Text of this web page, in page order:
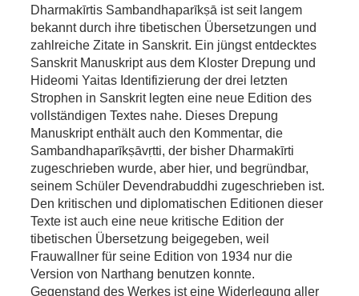
Dharmakīrtis Sambandhaparīkṣā ist seit langem
bekannt durch ihre tibetischen Übersetzungen und
zahlreiche Zitate in Sanskrit. Ein jüngst entdecktes
Sanskrit Manuskript aus dem Kloster Drepung und
Hideomi Yaitas Identifizierung der drei letzten
Strophen in Sanskrit legten eine neue Edition des
vollständigen Textes nahe. Dieses Drepung
Manuskript enthält auch den Kommentar, die
Sambandhaparīkṣāvṛtti, der bisher Dharmakīrti
zugeschrieben wurde, aber hier, und begründbar,
seinem Schüler Devendrabuddhi zugeschrieben ist.
Den kritischen und diplomatischen Editionen dieser
Texte ist auch eine neue kritische Edition der
tibetischen Übersetzung beigegeben, weil
Frauwallner für seine Edition von 1934 nur die
Version von Narthang benutzen konnte.
Gegenstand des Werkes ist eine Widerlegung aller